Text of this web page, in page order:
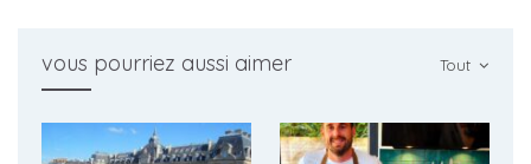
Tout
vous pourriez aussi aimer